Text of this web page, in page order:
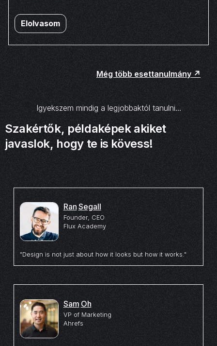
Elolvasom
Még több esettanulmány️ ↗️
Igyekszem mindig a legjobbaktól tanulni...
Szakértők, példaképek akiket
javaslok, hogy te is kövess!
Ran Segall
Founder, CEO
Flux Academy
"Design is not just about how it looks but how it works."
Sam Oh
VP of Marketing
Ahrefs